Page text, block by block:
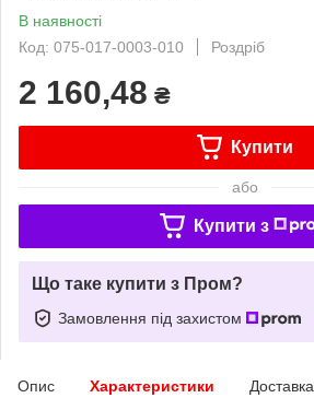
В наявності
Код: 075-017-0003-010
Роздріб
2 160,48 ₴
Купити
або
Купити з
Що таке купити з Пром?
Замовлення під захистом
Опис Характеристики Доставка